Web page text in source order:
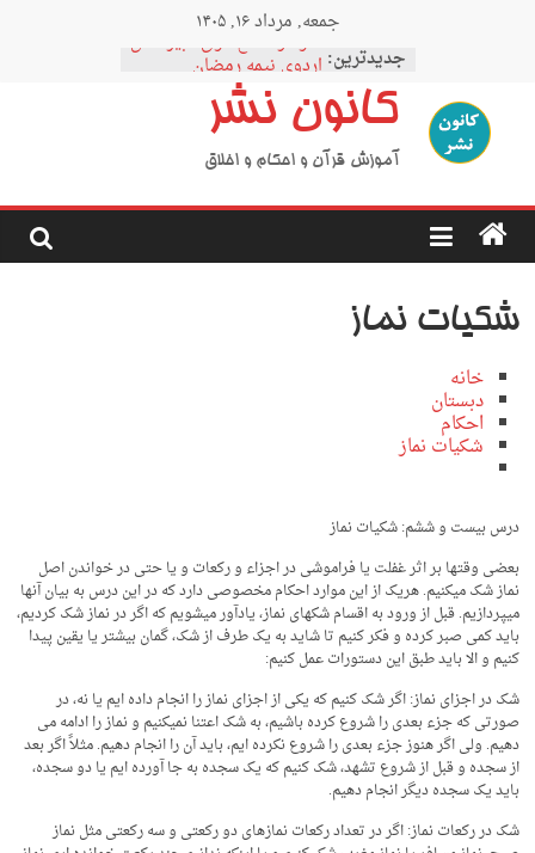
جمعه, مرداد ۱۶, ۱۴۰۵
جدیدترین:
نمودار مقطع فوق دبیرستان
اردوی نیمه رمضان
اردوی نیمه شعبان
اردوی غدیر
اردوی محرم
کانون نشر
آموزش قرآن و احکام و اخلاق
شکیات نماز
خانه
دبستان
احکام
شکیات نماز
درس بیست و ششم: شکیات نماز
بعضی وقت­ها بر اثر غفلت یا فراموشی در اجزاء و رکعات و یا حتی در خواندن اصل
نماز شک می­کنیم. هریک از این موارد احکام مخصوصی دارد که در این درس به بیان آن­ها
می­پردازیم. قبل از ورود به اقسام شک­های نماز، یادآور می­شویم که اگر در نماز شک کردیم،
باید کمی صبر کرده و فکر کنیم تا شاید به یک طرف از شک، گمان بیشتر یا یقین پیدا
کنیم و الا باید طبق این دستورات عمل کنیم:
شک در اجزای نماز: اگر شک کنیم که یکی از اجزای نماز را انجام داده ­ایم یا نه، در
صورتی که جزء بعدی را شروع کرده باشیم، به شک اعتنا نمی­کنیم و نماز را ادامه می
دهیم. ولی اگر هنوز جزء بعدی را شروع نکرده­ ایم، باید آن را انجام دهیم. مثلاً اگر بعد
از سجده و قبل از شروع تشهد، شک کنیم که یک سجده به جا آورده ­ایم یا دو سجده،
باید یک سجده دیگر انجام دهیم.
شک در رکعات نماز: اگر در تعداد رکعات نمازهای دو رکعتی و سه رکعتی مثل نماز